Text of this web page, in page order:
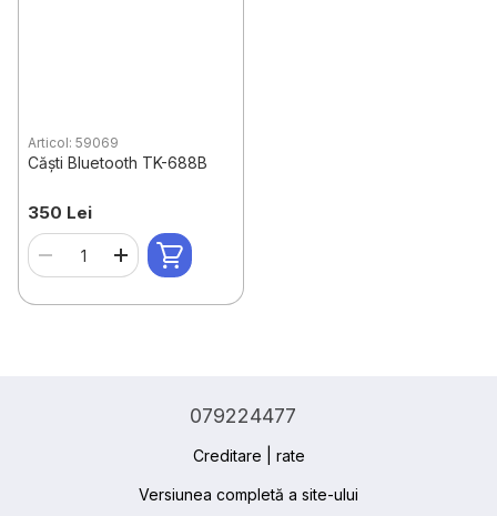
Articol: 59069
Căști Bluetooth TK-688B
350 Lei
079224477
Creditare | rate
Versiunea completă a site-ului